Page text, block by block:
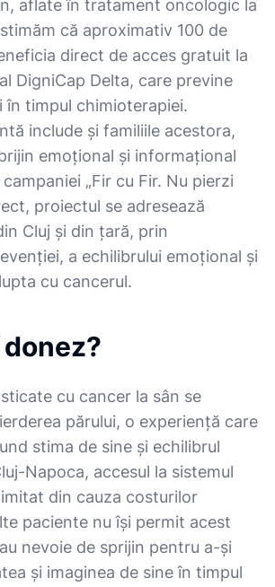
aflate în tratament oncologic la
că aproximativ 100 de
direct de acces gratuit la
DigniCap Delta, care previne
în timpul chimioterapiei.
include și familiile acestora,
emoțional și informațional
„Fir cu Fir. Nu pierzi
proiectul se adresează
Cluj și din țară, prin
a echilibrului emoțional și
cu cancerul.
cu cancer la sân se
părului, o experiență care
stima de sine și echilibrul
Napoca, accesul la sistemul
din cauza costurilor
paciente nu își permit acest
nevoie de sprijin pentru a-și
și imaginea de sine în timpul